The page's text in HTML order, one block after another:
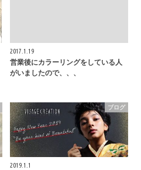
2017.1.19
営業後にカラーリングをしている人
がいましたので、、、
ブログ
2019.1.1